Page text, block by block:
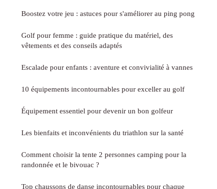
Boostez votre jeu : astuces pour s'améliorer au ping pong
Golf pour femme : guide pratique du matériel, des
vêtements et des conseils adaptés
Escalade pour enfants : aventure et convivialité à vannes
10 équipements incontournables pour exceller au golf
Équipement essentiel pour devenir un bon golfeur
Les bienfaits et inconvénients du triathlon sur la santé
Comment choisir la tente 2 personnes camping pour la
randonnée et le bivouac ?
Top chaussons de danse incontournables pour chaque